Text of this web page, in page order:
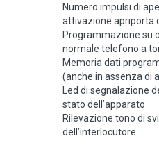
Numero impulsi di
attivazione apriporta
Programmazione su
normale telefono a
Memoria dati
(anche in assenza di
Led di segnalazione
stato dell’apparato
Rilevazione tono di
dell’interlocutore